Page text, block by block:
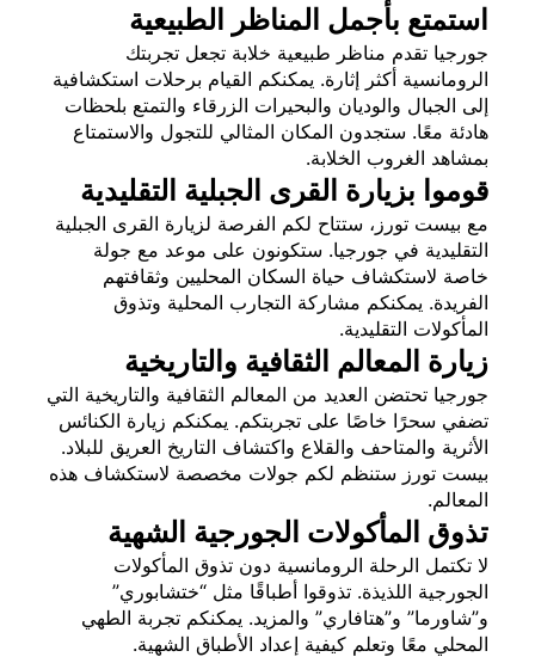
استمتع بأجمل المناظر الطبيعية
جورجيا تقدم مناظر طبيعية خلابة تجعل تجربتك
الرومانسية أكثر إثارة. يمكنكم القيام برحلات استكشافية
إلى الجبال والوديان والبحيرات الزرقاء والتمتع بلحظات
هادئة معًا. ستجدون المكان المثالي للتجول والاستمتاع
بمشاهد الغروب الخلابة.
قوموا بزيارة القرى الجبلية التقليدية
مع بيست تورز، ستتاح لكم الفرصة لزيارة القرى الجبلية
التقليدية في جورجيا. ستكونون على موعد مع جولة
خاصة لاستكشاف حياة السكان المحليين وثقافتهم
الفريدة. يمكنكم مشاركة التجارب المحلية وتذوق
المأكولات التقليدية.
زيارة المعالم الثقافية والتاريخية
جورجيا تحتضن العديد من المعالم الثقافية والتاريخية التي
تضفي سحرًا خاصًا على تجربتكم. يمكنكم زيارة الكنائس
الأثرية والمتاحف والقلاع واكتشاف التاريخ العريق للبلاد.
بيست تورز ستنظم لكم جولات مخصصة لاستكشاف هذه
المعالم.
تذوق المأكولات الجورجية الشهية
لا تكتمل الرحلة الرومانسية دون تذوق المأكولات
الجورجية اللذيذة. تذوقوا أطباقًا مثل “ختشابوري”
و”شاورما” و”هتافاري” والمزيد. يمكنكم تجربة الطهي
المحلي معًا وتعلم كيفية إعداد الأطباق الشهية.